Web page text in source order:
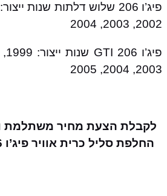
2002, 2003, 2004
2003, 2004, 2005
לקבלת הצעת מחיר משתלמת
החלפת סליל כרית אוויר פיג’ו 206